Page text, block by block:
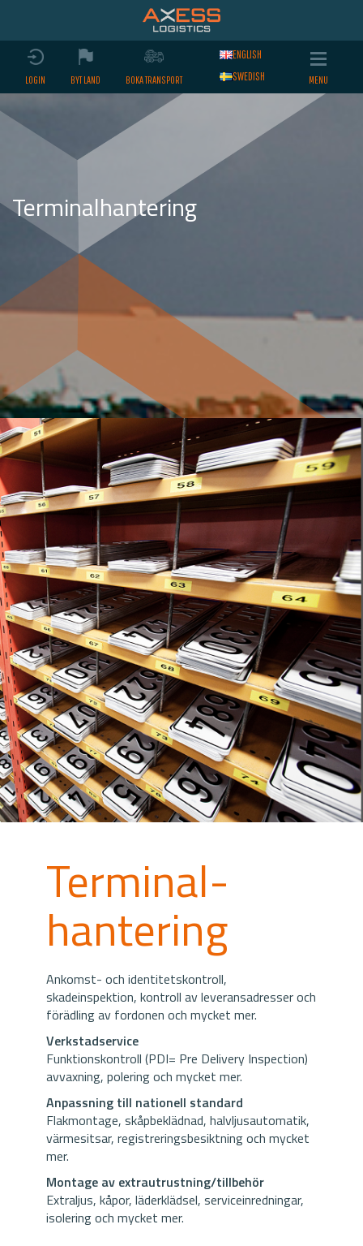
LOGIN BYT LAND BOKA TRANSPORT
ENGLISH
SWEDISH
Terminalhantering
Terminal-
hantering
Ankomst- och identitetskontroll,
skadeinspektion, kontroll av leveransadresser och
förädling av fordonen och mycket mer.
Verkstadservice
Funktionskontroll (PDI= Pre Delivery Inspection)
avvaxning, polering och mycket mer.
Anpassning till nationell standard
Flakmontage, skåpbeklädnad, halvljusautomatik,
värmesitsar, registreringsbesiktning och mycket
mer.
Montage av extrautrustning/tillbehör
Extraljus, kåpor, läderklädsel, serviceinredningar,
isolering och mycket mer.